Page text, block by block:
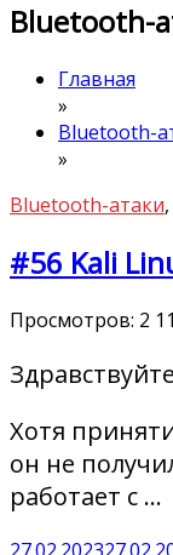
Bluetooth-
Главная
»
Bluetooth-
»
Bluetooth-атаки,
#56 Kali
Просмотров: 2
Хотя
он не
работает с …